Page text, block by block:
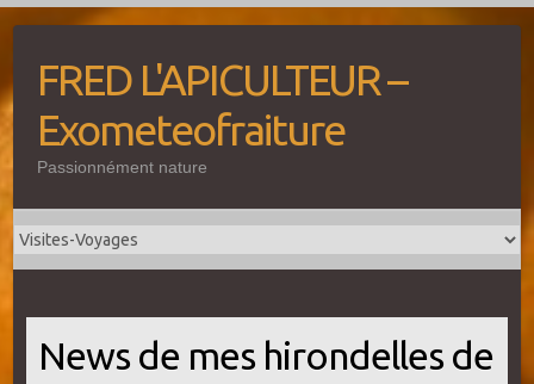
contentFRED L'APICULTEUR –
Exometeofraiture
Passionnément nature
News de mes hirondelles de